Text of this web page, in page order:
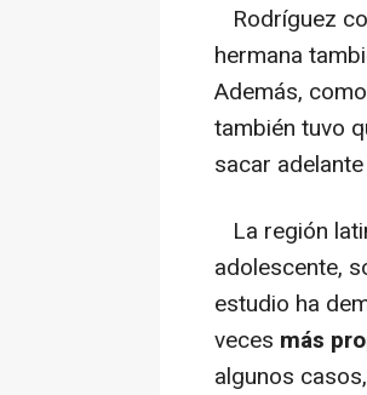
Rodríguez
hermana
Además,
también tuvo
sacar
La región
adolescente,
estudio ha
veces más
algunos